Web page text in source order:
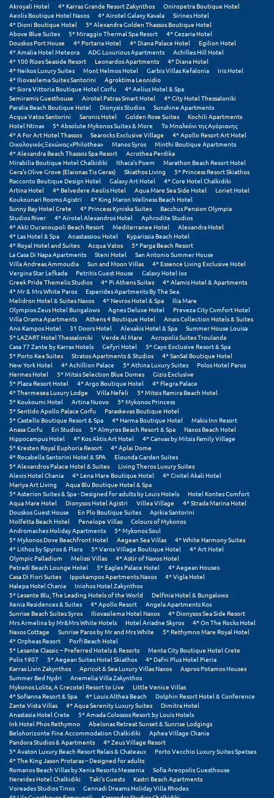
Ο
Ορεινή Αρκαδία
Ορεινή Ναυπακτία
Π
Πάλαιρος
Παξοί
Παραλία Κατερίνης
Παραλία Λιτοχώρου
Παράλιο Άστρος
Πάργα
Παρνασσός
Πάρος
Πάτμος
Πάτρα
Παύλιανη
Πειραιάς
Πελοπόννησος
Πήλιο
Πιερία
Πλαταμώνας
Πλύτρα Λακωνίας
Πόρος
Πόρτο Χέλι
Πρέβεζα
Πύλος
Πύργος
Ρ
Ρέθυμνο
Ρίο
Ρόδος
Σ
Σαλαμίνα
Akroyali Hotel
4* Karras Grande Resort Zakynthos
Oniropetra Boutique Hotel
Aeolis Boutique Hotel Naxos
4* Airotel Galaxy Kavala
Sirines Hotel
4* Dioni Boutique Hotel
5* Alexandra Golden Thassos Boutique Hotel
Above Blue Suites
5* Miraggio Thermal Spa Resort
4* Cezaria Hotel
Douskos Port House
4* Portaria Hotel 4* Diana Palace Hotel
Egilion Hotel
4* Amalia Hotel Meteora
ADG Luxurious Apartments
Achilles Hill Hotel
4* 100 Rizes Seaside Resort
Leonardos Apartments
4* Diana Hotel
4* Neikos Luxury Suites
Mont Helmos Hotel Garbis Villas Kefalonia
Iris Hotel
4* Iliovasilema Suites Santorini
Agroktima Leonidio
4* Siora Vittoria Boutique Hotel Corfu
4* Aelius Hotel & Spa
Semiramis Guesthouse
Airotel Patras Smart Hotel
4* City Hotel Thessaloniki
Paralia Beach Boutique Hotel
Dionysis Studios
Sunshine Apartments
Acqua Vatos Santorini
Saronis Hotel Golden Rose Suites
Kochili Apartments
Hotel Ntinas
5* Absolute Mykonos Suites & More
Το Μπαλκόνι της Αγόριανης
4* A For Art Hotel Thassos
Searocks Exclusive Village
4* Apollo Resort Art Hotel
Οικολογικός Ξενώνας «Philothea»
Manos Syros
Minthi Boutique Apartments
4* Alexandra Beach Thassos Spa Resort
Acrothea Perdika
Mirabilia Boutique Hotel Chalkidiki
Ithaca's Poem
Marathon Beach Resort Hotel
Gera's Olive Grove (Elaionas Tis Geras)
Skiathos Living
5* Princess Resort Skiathos
Racconto Boutique Design Hotel
Galaxy Art Hotel
4* Core Hotel Chalkidiki
Artina Hotel
4* Belvedere Aeolis Hotel Aqua Mare Sea Side Hotel
Loriet Hotel
Koukounari Rooms Agistri
4* King Maron Wellness Beach Hotel
Sunny Bay Hotel Crete
4* Princess Kyniska Suites
Bacchus Pension Olympia
Studios River
4* Airotel Alexandros Hotel
Aphrodite Studios
4* Akti Ouranoupoli Beach Resort
Mediterranee Hotel
Alexandra Hotel
4* Las Hotel & Spa
Anastassiou Hotel
Kyparissia Beach Hotel
4* Royal Hotel and Suites
Acqua Vatos
5* Parga Beach Resort
La Casa Di Napa Apartments
Steni Hotel
San Antonio Summer House
Villa Andreas Ammoudia
Sun and Moon Villas
4* Essence Living Exclusive Hotel
Vergina Star Lefkada
Petritis Guest House
Galaxy Hotel Ios
Greek Pride Themelis Studios
4* Pi Athens Suites
4* Alamis Hotel & Apartments
4* Mr & Mrs White Paros
Esperides Apartments By The Sea
Melidron Hotel & Suites Naxos
4* Nevros Hotel & Spa
Ilia Mare
Olympios Zeus Hotel Bungalows
Agnes Deluxe Hotel
Preveza City Comfort Hotel
Villa Orama Apartments
Athens 4 Boutique Hotel
Anais Collection Hotels & Suites
Ano Kampos Hotel
31 Doors Hotel Alexakis Hotel & Spa
Summer House Louisa
5* LAZART Hotel Thessaloniki
Verde Al Mare
Acropolis Suites Troulanda
Casa 77 Zante by Karras Hotels
Gefyri Hotel
5* Cayo Exclusive Resort & Spa
5* Porto Kea Suites
Stratos Apartments & Studios
4* SanSal Boutique Hotel
New York Hotel
4* Achillion Palace 5* Athina Luxury Suites
Polos Hotel Paros
Hermes Hotel
5* Mitsis Selection Blue Domes
Gizis Exclusive
5* Plaza Resort Hotel
4* Argo Boutique Hotel
4* Flegra Palace
4* Thermesea Luxury Lodge
Villa Nefeli
5* Mitsis Ramira Beach Hotel
5* Koukoumi Hotel
Artina Nuovo
5* Mykonos Princess
5* Sentido Apollo Palace Corfu
Paraskevas Boutique Hotel
5* Castello Boutique Resort & Spa
4* Harma Boutique Hotel
Makis Inn Resort
Anasa Corfu
Eri Studios 5* Almyros Beach Resort & Spa
Naxos Beach Hotel
Hippocampus Hotel
4* Kos Aktis Art Hotel
4* Canvas by Mitsis Family Village
5* Kresten Royal Euphoria Resort
4* Aplai Dome
4* Rocabella Santorini Hotel & SPA
Elounda Garden Suites
5* Alexandros Palace Hotel & Suites
Living Theros Luxury Suites
Alexis Hotel Chania
4* Lena Mare Boutique Hotel
4* Civitel Akali Hotel
Mariya Art Living
Aqua Blu Boutique Hotel & Spa
5* Asterion Suites & Spa - Designed for adults by Louis Hotels
Hotel Kontes Comfort
Aqua Mare Hotel
Dionysos Hotel Agistri Villea Village
4* Strada Marina Hotel
Douskos Guest House
En Plo Boutique Suites
Apikia Santorini
Molfetta Beach Hotel
Penelope Villas
Colours of Mykonos
Andromaches Holiday Apartments
5* Mykonos Soul
5* Mykonos Dove Beachfront Hotel
Aegean Sea Villas
4* White Harmony Suites
4* Lithos by Spyros & Flora
5* Varos Village Boutique Hotel
4* Art Hotel
Olympic Palladium
Melissi Villas
4* Astir of Naxos Hotel
Petradi Beach Lounge Hotel
5* Eagles Palace Hotel
4* Aegean Houses
Casa Di Fiori Suites
Ippokampos Apartments Naxos
4* Vigla Hotel
Halepa Hotel Chania
Iniohos Hotel Zakynthos
5* Lesante Blu, The Leading Hotels of the World
Delfinia Hotel & Bungalows
Xenia Residences & Suites
4* Apollo Resort
Angela Apartments Kos
Sunrise Beach Suites Syros
Iliovasilema Hotel Naxos
4* Dionysos Sea Side Resort
Mrs Armelina by Mr&Mrs White Hotels
Hotel Ariadne Skyros
4* On The Rocks Hotel
Naxos Cottage
Sunrise Paros by Mr and Mrs White
5* Rethymno Mare Royal Hotel
4* Orpheas Resort
Porfi Beach Hotel
5* Lesante Classic – Preferred Hotels & Resorts
Menta City Boutique Hotel Crete
Polis 1907
5* Aegean Suites Hotel Skiathos
4* Dafni Plus Hotel Pieria
Karras Livin Zakynthos
Apricot & Sea Luxury Villas Naxos
Aspros Potamos Houses
Summer Bed Nydri
Anemelia Villa Zakynthos
Mykonos Lolita, A Grecotel Resort to Live
Little Venice Villas
4* Sofianna Resort & Spa
4* Louis Althea Beach
Dolphin Resort Hotel & Conference
Zante Vista Villas
4* Aqua Serenity Luxury Suites
Dimitra Hotel
Anastasia Hotel Crete
5* Amada Colossos Resort by Louis Hotels
Ink Hotel Phos Rethymno
Abelonas Retreat Sunset & Sunrise Lodgings
Belohorizonte Fine Accommodation Chalkidiki
Aphea Village Chania
Pandora Studios & Apartments
4* Zeus Village Resort
5* Avaton Luxury Beach Resort Relais & Chateaux
Porto Vecchio Luxury Suites Spetses
4* The King Jason Protaras – Designed for adults
Romanos Beach Villas by Xenia Resorts Messenia
Sofia Areopolis Guesthouse
Nereides Hotel Chalkidiki
Taki's Guests
Kastri Beach Apartments
Voreades Studios Tinos
Gennadi Dreams Holiday Villa Rhodes